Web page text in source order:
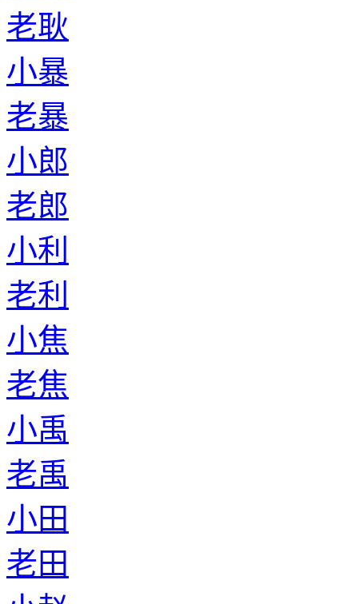
老耿
小暴
老暴
小郎
老郎
小利
老利
小焦
老焦
小禹
老禹
小田
老田